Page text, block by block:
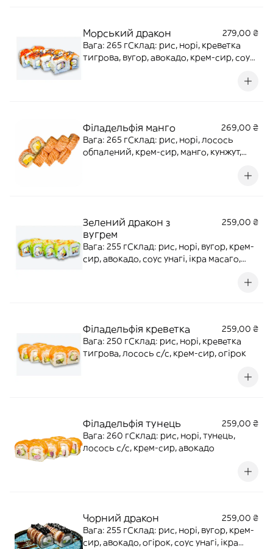
Морський дракон
279,00 ₴
Вага: 265 гСклад: рис, норі, креветка
тигрова, вугор, авокадо, крем-сир, соус
Філадельфія манго
269,00 ₴
Вага: 265 гСклад: рис, норі, лосось
обпалений, крем-сир, манго, кунжут,
Зелений дракон з
вугрем
259,00 ₴
Вага: 255 гСклад: рис, норі, вугор, крем-
сир, авокадо, соус унагі, ікра масаго,
Філадельфія креветка
259,00 ₴
Вага: 250 гСклад: рис, норі, креветка
тигрова, лосось с/с, крем-сир, огірок
Філадельфія тунець
259,00 ₴
Вага: 260 гСклад: рис, норі, тунець,
лосось с/с, крем-сир, авокадо
Чорний дракон
259,00 ₴
Вага: 255 гСклад: рис, норі, вугор, крем-
сир, авокадо, огірок, соус унагі, ікра